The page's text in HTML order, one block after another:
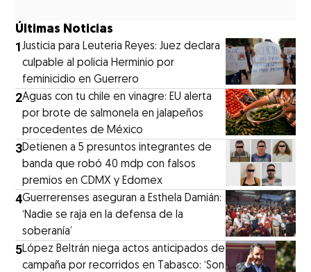
Últimas Noticias
1Justicia para Leuteria Reyes: Juez declara
culpable al policia Herminio por
feminicidio en Guerrero
2Aguas con tu chile en vinagre: EU alerta
por brote de salmonela en jalapeños
procedentes de México
3Detienen a 5 presuntos integrantes de
banda que robó 40 mdp con falsos
premios en CDMX y Edomex
4Guerrerenses aseguran a Esthela Damián:
‘Nadie se raja en la defensa de la
soberanía’
5López Beltrán niega actos anticipados de
campaña por recorridos en Tabasco: ‘Son